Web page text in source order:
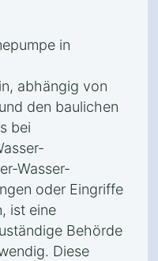
in
abhängig von
den baulichen
bei
Wasser-
oder Eingriffe
ist eine
Behörde
Diese